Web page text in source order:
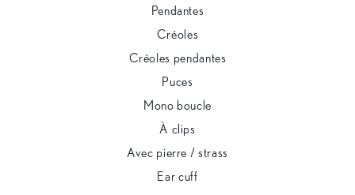
Pendantes
Créoles
Créoles pendantes
Puces
Mono boucle
À clips
Avec pierre / strass
Ear cuff